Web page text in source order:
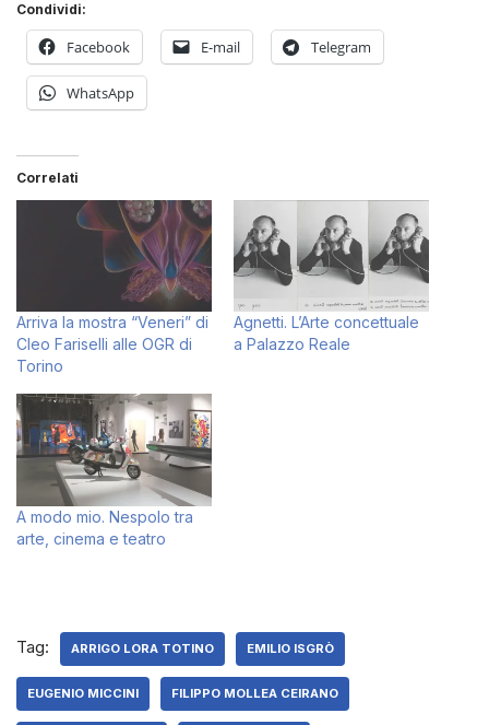
Condividi:
Facebook E-mail Telegram
WhatsApp
Correlati
Arriva la mostra “Veneri” di
Cleo Fariselli alle OGR di
Torino
Agnetti. L’Arte concettuale
a Palazzo Reale
A modo mio. Nespolo tra
arte, cinema e teatro
Tag: ARRIGO LORA TOTINO EMILIO ISGRÒ
EUGENIO MICCINI FILIPPO MOLLEA CEIRANO